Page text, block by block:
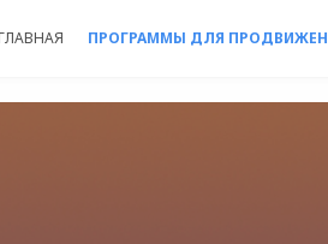
ПРОГРАММЫ ДЛЯ